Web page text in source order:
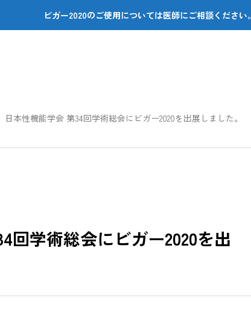
ビガー2020のご使用については医師にご相談ください。
日本性機能学会 第34回学術総会にビガー2020を出展しました。
回学術総会にビガー2020を出